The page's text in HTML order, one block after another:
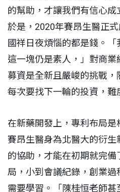
的幫助，才讓我們有信心成
於是，2020年賽昂生醫正
國祥日夜煩惱的都是錢。
這一塊仍是素人，」對商業
募資是全新且嚴峻的挑戰，
每次要找下一輪的投資，
在新藥開發上，專利布局是
賽昂生醫身為北醫大的衍
的協助，才能在初期就完
局，小到會議紀錄，創業
需要學習。「陳桂恒老師